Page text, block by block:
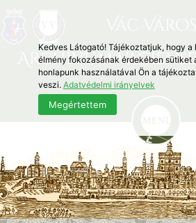
Archivum Vaciense
Kedves Látogató! Tájékoztatjuk, hogy a
élmény fokozásának érdekében sütiket
honlapunk használatával Ön a
veszi. Adatvédelmi irányelvek
Megértettem